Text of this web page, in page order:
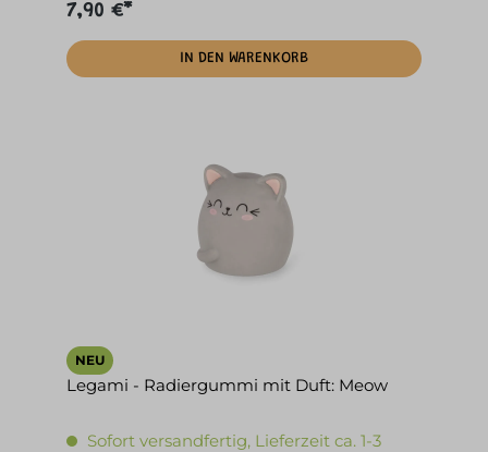
7,90 €*
IN DEN WARENKORB
NEU
Legami - Radiergummi mit Duft: Meow
Sofort versandfertig, Lieferzeit ca. 1-3